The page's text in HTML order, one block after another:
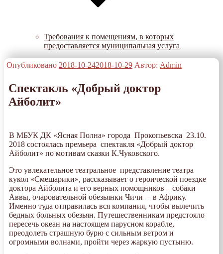
Требования к помещениям, в которых
предоставляется муниципальная услуга
Опубликовано 2018-10-242018-10-29 Автор: Admin
Спектакль «Добрый доктор
Айболит»
В МБУК ДК «Ясная Полна» города Прокопьевска 23.10.
2018 состоялась премьера спектакля «Добрый доктор
Айболит» по мотивам сказки К.Чуковского.
Это увлекательное театральное представление театра
кукол «Смешарики», рассказывает о героической поездке
доктора Айболита и его верных помощников – собаки
Аввы, очаровательной обезьянки Чичи – в Африку.
Именно туда отправилась вся компания, чтобы вылечить
бедных больных обезьян. Путешественникам предстояло
пересечь океан на настоящем парусном корабле,
преодолеть страшную бурю с сильным ветром и
огромными волнами, пройти через жаркую пустыню.